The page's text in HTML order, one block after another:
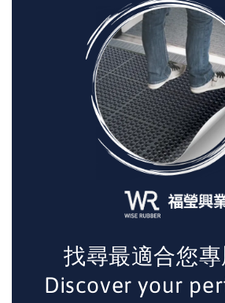
找尋最適合您
Discover your